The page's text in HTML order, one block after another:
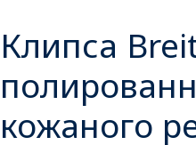
Клипса
кожаного